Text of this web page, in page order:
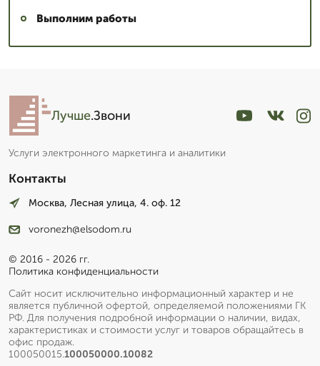
Выполним работы
Лучше.Звони
Услуги электронного маркетинга и аналитики
Контакты
Москва, Лесная улица, 4. оф. 12
voronezh@elsodom.ru
© 2016 - 2026 гг.
Политика конфиденциальности
Сайт носит исключительно информационный характер и не
является публичной офертой, определяемой положениями ГК
РФ. Для получения подробной информации о наличии, видах,
характеристиках и стоимости услуг и товаров обращайтесь в
офис продаж.
100050015.100050000.10082